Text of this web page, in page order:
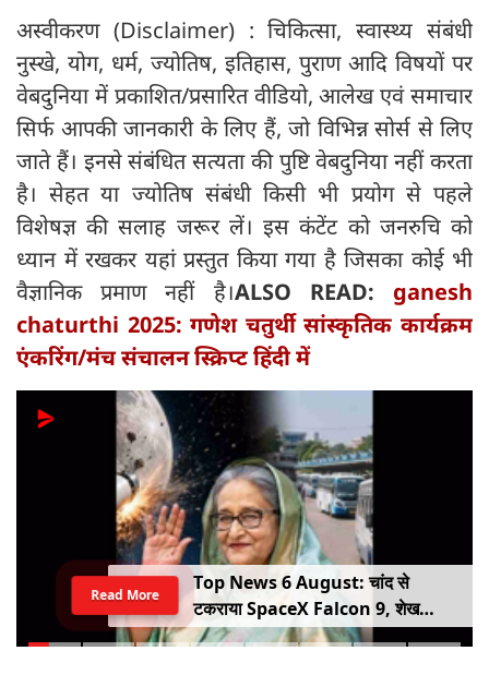
अस्वीकरण (Disclaimer) : चिकित्सा, स्वास्थ्य संबंधी
नुस्खे, योग, धर्म, ज्योतिष, इतिहास, पुराण आदि विषयों पर
वेबदुनिया में प्रकाशित/प्रसारित वीडियो, आलेख एवं समाचार
सिर्फ आपकी जानकारी के लिए हैं, जो विभिन्न सोर्स से लिए
जाते हैं। इनसे संबंधित सत्यता की पुष्टि वेबदुनिया नहीं करता
है। सेहत या ज्योतिष संबंधी किसी भी प्रयोग से पहले
विशेषज्ञ की सलाह जरूर लें। इस कंटेंट को जनरुचि को
ध्यान में रखकर यहां प्रस्तुत किया गया है जिसका कोई भी
वैज्ञानिक प्रमाण नहीं है।ALSO READ: ganesh
chaturthi 2025: गणेश चतुर्थी सांस्कृतिक कार्यक्रम
एंकरिंग/मंच संचालन स्क्रिप्ट हिंदी में
Top News 6 August: चांद से
टकराया SpaceX Falcon 9, शेख
हसीना की घर वापसी का ऐलान, MP में बस
Read More